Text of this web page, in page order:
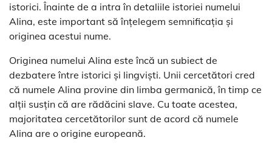
istorici. Înainte de a intra în detaliile istoriei numelui
Alina, este important să înțelegem semnificația și
originea acestui nume.
Originea numelui Alina este încă un subiect de
dezbatere între istorici și lingviști. Unii cercetători cred
că numele Alina provine din limba germanică, în timp ce
alții susțin că are rădăcini slave. Cu toate acestea,
majoritatea cercetătorilor sunt de acord că numele
Alina are o origine europeană.